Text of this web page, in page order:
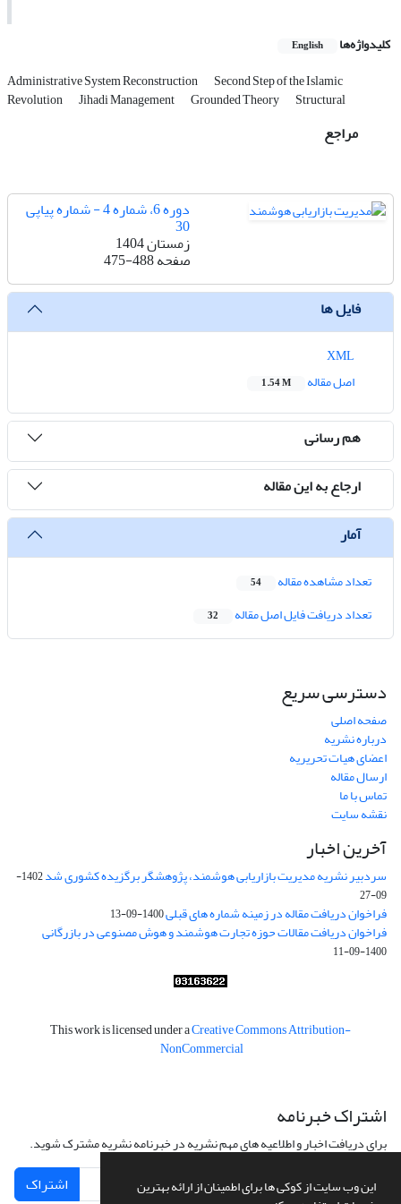
این وب سایت از کوکی ها برای اطمینان از ارائه بهترین
کلیدواژه‌ها English
Administrative System Reconstruction Second Step of the Islamic
Revolution Jihadi Management Grounded Theory Structural
مراجع
دوره 6، شماره 4 - شماره پیاپی
30
زمستان 1404
صفحه475-488
فایل ها
اصل مقاله
1.54 M
هم رسانی
ارجاع به این مقاله
آمار
تعداد مشاهده مقاله 54
تعداد دریافت فایل اصل مقاله 32
دسترسی سریع
صفحه اصلی
درباره نشریه
اعضای هیات تحریریه
ارسال مقاله
تماس با ما
نقشه سایت
آخرین اخبار
سردبیر نشریه مدیریت بازاریابی هوشمند، پژوهشگر برگزیده کشوری شد
1402-
09-27
فراخوان دریافت مقاله در زمینه شماره های قبلی1400-09-13
فراخوان دریافت مقالات حوزه تجارت هوشمند و هوش مصنوعی در بازرگانی
1400-09-11
This work is licensed under aCreative Commons Attribution-
NonCommercial
اشتراک خبرنامه
برای دریافت اخبار و اطلاعیه های مهم نشریه در خبرنامه نشریه مشترک شوید.
اشتراک